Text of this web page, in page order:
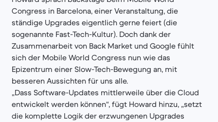
Congress in Barcelona, einer Veranstaltung, die
ständige Upgrades eigentlich gerne feiert (die
sogenannte Fast-Tech-Kultur). Doch dank der
Zusammenarbeit von Back Market und Google fühlt
sich der Mobile World Congress nun wie das
Epizentrum einer Slow-Tech-Bewegung an, mit
besseren Aussichten für uns alle.
„Dass Software-Updates mittlerweile über die Cloud
entwickelt werden können“, fügt Howard hinzu, „setzt
die komplette Logik der erzwungenen Upgrades